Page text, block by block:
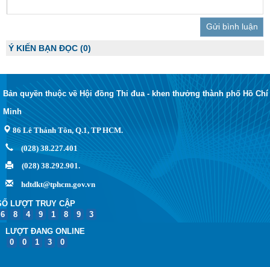
Trả lời
Ý KIẾN BẠN ĐỌC(0)
Bản quyền thuộc về Hội đồng Thi đua - khen thưởng thành phố Hồ Chí
Minh
86 Lê Thánh Tôn, Q.1, TP HCM.
(028) 38.227.401
(028) 38.292.901.
hdtdkt@tphcm.gov.vn
LƯỢT TRUY CẬP
6
8 4 9 1 8 9
3
LƯỢT ĐANG ONLINE
0
0 1 3 0